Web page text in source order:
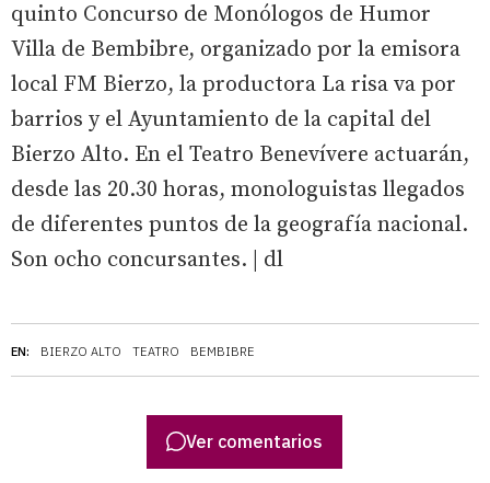
EN: BIERZO ALTO TEATRO BEMBIBRE
quinto Concurso de Monólogos de Humor
Villa de Bembibre, organizado por la emisora
local FM Bierzo, la productora La risa va por
barrios y el Ayuntamiento de la capital del
Bierzo Alto. En el Teatro Benevívere actuarán,
desde las 20.30 horas, monologuistas llegados
de diferentes puntos de la geografía nacional.
Son ocho concursantes. | dl
Ver comentarios